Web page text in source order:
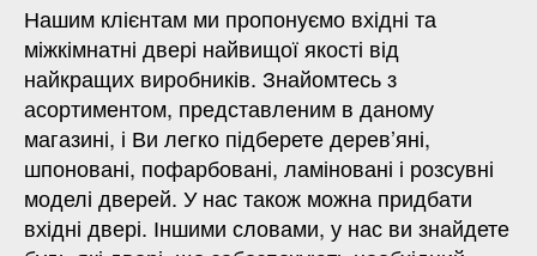
Нашим клієнтам ми пропонуємо вхідні та
міжкімнатні двері найвищої якості від
найкращих виробників. Знайомтесь з
асортиментом, представленим в даному
магазині, і Ви легко підберете дерев’яні,
шпоновані, пофарбовані, ламіновані і розсувні
моделі дверей. У нас також можна придбати
вхідні двері. Іншими словами, у нас ви знайдете